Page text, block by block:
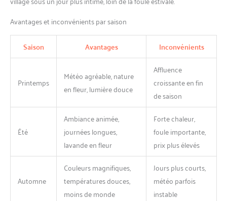
Avantages et inconvénients par saison
Saison Avantages Inconvénients
Printemps
Météo agréable, nature
en fleur, lumière douce
Affluence
croissante en fin
de saison
Été
Ambiance animée,
journées longues,
lavande en fleur
Forte chaleur,
foule importante,
prix plus élevés
Automne
Couleurs magnifiques,
températures douces,
moins de monde
Jours plus courts,
météo parfois
instable